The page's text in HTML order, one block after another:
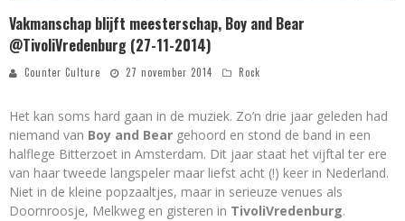
Vakmanschap blijft meesterschap, Boy and Bear
@TivoliVredenburg (27-11-2014)
Counter Culture 27 november 2014 Rock
Het kan soms hard gaan in de muziek. Zo’n drie jaar geleden had
niemand van Boy and Bear gehoord en stond de band in een
halflege Bitterzoet in Amsterdam. Dit jaar staat het vijftal ter ere
van haar tweede langspeler maar liefst acht (!) keer in Nederland.
Niet in de kleine popzaaltjes, maar in serieuze venues als
Doornroosje, Melkweg en gisteren in TivoliVredenburg.